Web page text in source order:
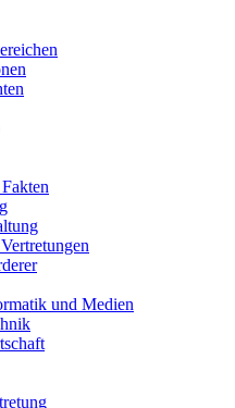
und Medien